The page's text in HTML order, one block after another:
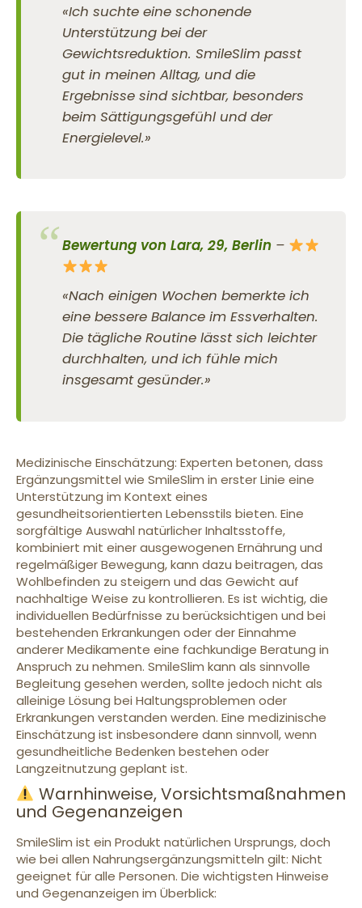
«Ich suchte eine schonende
Unterstützung bei der
Gewichtsreduktion. SmileSlim passt
gut in meinen Alltag, und die
Ergebnisse sind sichtbar, besonders
beim Sättigungsgefühl und der
Energielevel.»
Bewertung von Lara, 29, Berlin –
«Nach einigen Wochen bemerkte ich
eine bessere Balance im Essverhalten.
Die tägliche Routine lässt sich leichter
durchhalten, und ich fühle mich
insgesamt gesünder.»
Medizinische Einschätzung: Experten betonen, dass
Ergänzungsmittel wie SmileSlim in erster Linie eine
Unterstützung im Kontext eines
gesundheitsorientierten Lebensstils bieten. Eine
sorgfältige Auswahl natürlicher Inhaltsstoffe,
kombiniert mit einer ausgewogenen Ernährung und
regelmäßiger Bewegung, kann dazu beitragen, das
Wohlbefinden zu steigern und das Gewicht auf
nachhaltige Weise zu kontrollieren. Es ist wichtig, die
individuellen Bedürfnisse zu berücksichtigen und bei
bestehenden Erkrankungen oder der Einnahme
anderer Medikamente eine fachkundige Beratung in
Anspruch zu nehmen. SmileSlim kann als sinnvolle
Begleitung gesehen werden, sollte jedoch nicht als
alleinige Lösung bei Haltungsproblemen oder
Erkrankungen verstanden werden. Eine medizinische
Einschätzung ist insbesondere dann sinnvoll, wenn
gesundheitliche Bedenken bestehen oder
Langzeitnutzung geplant ist.
Warnhinweise, Vorsichtsmaßnahmen
und Gegenanzeigen
SmileSlim ist ein Produkt natürlichen Ursprungs, doch
wie bei allen Nahrungsergänzungsmitteln gilt: Nicht
geeignet für alle Personen. Die wichtigsten Hinweise
und Gegenanzeigen im Überblick: